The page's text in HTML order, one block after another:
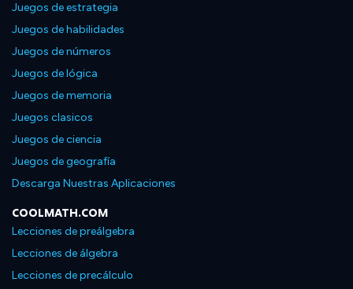
Juegos de estrategia
Juegos de habilidades
Juegos de números
Juegos de lógica
Juegos de memoria
Juegos clasicos
Juegos de ciencia
Juegos de geografía
Descarga Nuestras Aplicaciones
COOLMATH.COM
Lecciones de preálgebra
Lecciones de álgebra
Lecciones de precálculo